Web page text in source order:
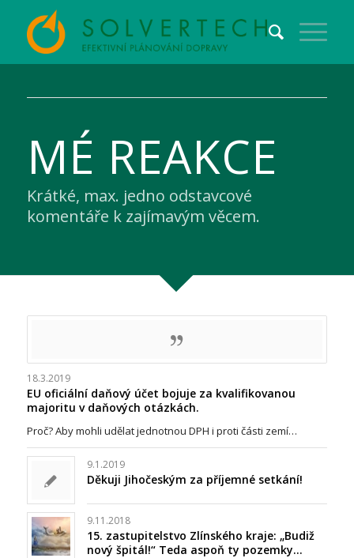
MÉ REAKCE
Krátké, max. jedno odstavcové
komentáře k zajímavým věcem.
18.3.2019
EU oficiální daňový účet bojuje za kvalifikovanou
majoritu v daňových otázkách.
Proč? Aby mohli udělat jednotnou DPH i proti části zemí…
9.1.2019
Děkuji Jihočeským za příjemné setkání!
9.11.2018
15. zastupitelstvo Zlínského kraje: „Budiž
nový špitál!“ Teda aspoň ty pozemky…